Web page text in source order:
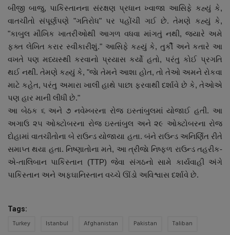
બીજી બાજુ, પાકિસ્તાનના સંરક્ષણ પ્રધાન ખ્વાજા આસિફે કહ્યું કે,
વાતચીતો સંપૂર્ણપણે "ગતિરોધ" પર પહોંચી ગઈ છે. તેમણે કહ્યું કે,
"કાબુલ મૌખિક ખાતરીઓથી આગળ વધવા માંગતું નથી, જ્યારે અમે
ફક્ત લેખિત કરાર સ્વીકારીશું." આસિફે કહ્યું કે, તુર્કી અને કતારે આ
વખતે પણ મધ્યસ્થી કરવાનો પ્રયાસ કર્યો હતો, પરંતુ કોઈ પ્રગતિ
થઈ નથી. તેમણે કહ્યું કે, "જાે તેમને આશા હોત, તો તેઓ અમને રોકવા
માટે કહેત, પરંતુ અમારા ખાલી હાથે પાછા ફરવાથી દર્શાવે છે કે, તેઓએ
પણ હાર માની લીધી છે."
આ બેઠક ૬ અને ૭ નવેમ્બરના રોજ ઇસ્તાંબુલમાં યોજાઈ હતી. આ
અગાઉ ૨૫ ઓક્ટોબરના રોજ ઇસ્તાંબુલ અને ૨૯ ઓક્ટોબરના રોજ
દોહામાં વાતચીતોના બે રાઉન્ડ યોજાયા હતા. બંને રાઉન્ડ અનિર્ણિત રીતે
સમાપ્ત થયા હતા. નિષ્ણાતોના મતે, આ ત્રીજાે નિષ્ફળ રાઉન્ડ તહરીક-
એ-તાલિબાન પાકિસ્તાન (TTP) જેવા સંગઠનો સામે કાર્યવાહી અંગે
પાકિસ્તાન અને અફઘાનિસ્તાન વચ્ચે ઊંડો અવિશ્વાસ દર્શાવે છે.
Tags:
Turkey Istanbul Afghanistan Pakistan Taliban